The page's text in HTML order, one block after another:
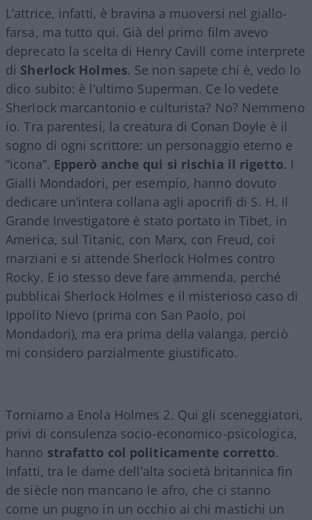
L’attrice, infatti, è bravina a muoversi nel giallo-
farsa, ma tutto qui. Già del primo film avevo
deprecato la scelta di Henry Cavill come interprete
di Sherlock Holmes. Se non sapete chi è, vedo lo
dico subito: è l’ultimo Superman. Ce lo vedete
Sherlock marcantonio e culturista? No? Nemmeno
io. Tra parentesi, la creatura di Conan Doyle è il
sogno di ogni scrittore: un personaggio eterno e
“icona”. Epperò anche qui si rischia il rigetto. I
Gialli Mondadori, per esempio, hanno dovuto
dedicare un’intera collana agli apocrifi di S. H. Il
Grande Investigatore è stato portato in Tibet, in
America, sul Titanic, con Marx, con Freud, coi
marziani e si attende Sherlock Holmes contro
Rocky. E io stesso deve fare ammenda, perché
pubblicai Sherlock Holmes e il misterioso caso di
Ippolito Nievo (prima con San Paolo, poi
Mondadori), ma era prima della valanga, perciò
mi considero parzialmente giustificato.
Torniamo a Enola Holmes 2. Qui gli sceneggiatori,
privi di consulenza socio-economico-psicologica,
hanno strafatto col politicamente corretto.
Infatti, tra le dame dell’alta società britannica fin
de siècle non mancano le afro, che ci stanno
come un pugno in un occhio ai chi mastichi un